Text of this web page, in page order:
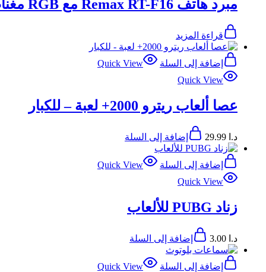
مبرد هاتف Remax RT-F16 مع RGB مغناطيسي
قراءة المزيد
إضافة إلى السلة
Quick View
Quick View
عصا ألعاب ريترو 2000+ لعبة – للكبار
د.ا إضافة إلى السلة
إضافة إلى السلة
Quick View
Quick View
زناد PUBG للألعاب
د.ا إضافة إلى السلة
إضافة إلى السلة
Quick View